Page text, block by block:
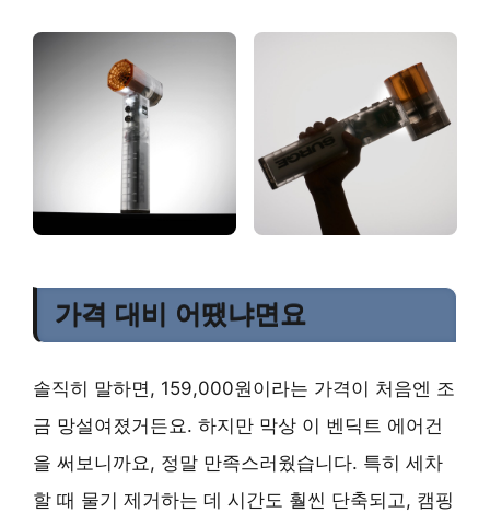
가격 대비 어땠냐면요
솔직히 말하면, 159,000원이라는 가격이 처음엔 조
금 망설여졌거든요. 하지만 막상 이 벤딕트 에어건
을 써보니까요, 정말 만족스러웠습니다. 특히 세차
할 때 물기 제거하는 데 시간도 훨씬 단축되고, 캠핑